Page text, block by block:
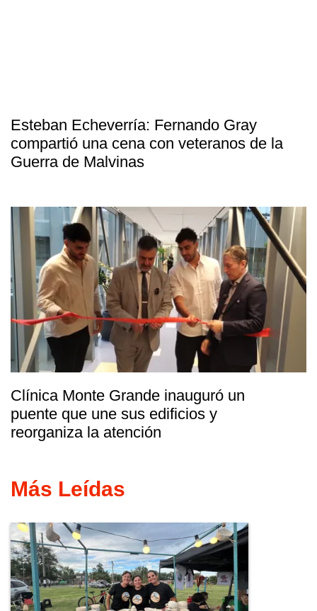
Esteban Echeverría: Fernando Gray
compartió una cena con veteranos de la
Guerra de Malvinas
Clínica Monte Grande inauguró un
puente que une sus edificios y
reorganiza la atención
Más Leídas